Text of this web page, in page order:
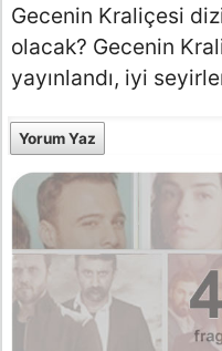
Gecenin Kraliçesi
olacak? Gecenin
yayınlandı, iyi
Yorum Yaz